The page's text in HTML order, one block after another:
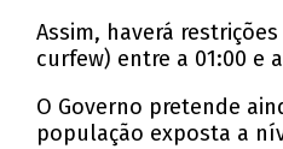
Assim, haverá
curfew) entre a 01:00 e
O Governo pretende
população exposta a